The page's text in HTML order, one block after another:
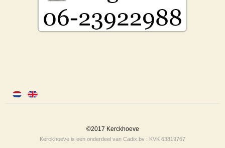
©2017 Kerckhoeve
Kerckhoeve is een onderdeel van Cadix.bv : KVK 63819767